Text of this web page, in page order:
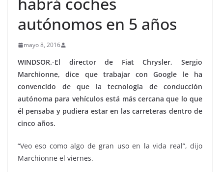
autónomos en 5 años
mayo 8, 2016
WINDSOR.-El director de Fiat Chrysler, Sergio
Marchionne, dice que trabajar con Google le ha
convencido de que la tecnología de conducción
autónoma para vehículos está más cercana que lo que
él pensaba y pudiera estar en las carreteras dentro de
cinco años.
“Veo eso como algo de gran uso en la vida real”, dijo
Marchionne el viernes.